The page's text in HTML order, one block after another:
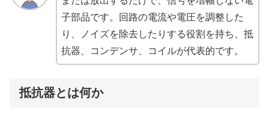
子部品です。回路の電流や電圧を調整した
り、ノイズを除去したりする役割を持ち、抵
抗器、コンデンサ、コイルが代表的です。
抵抗器とは何か